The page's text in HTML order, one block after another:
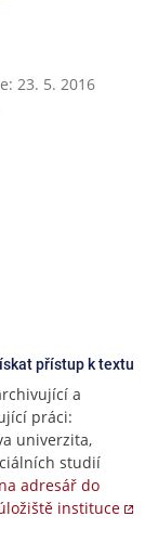
23. 5. 2016
přístup k textu
a
práci:
univerzita,
studií
adresář do
instituce